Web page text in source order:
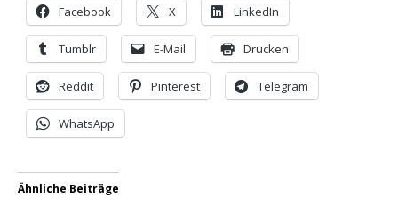
Facebook X LinkedIn
Tumblr E-Mail Drucken
Reddit Pinterest Telegram
WhatsApp
Ähnliche Beiträge